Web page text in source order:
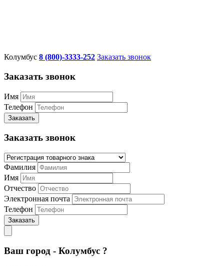
Колумбус 8 (800)-3333-252 Заказать звонок
Заказать звонок
Имя
Телефон
Заказать
Заказать звонок
Фамилия
Имя
Отчество
Электронная почта
Телефон
Заказать
Ваш город - Колумбус ?